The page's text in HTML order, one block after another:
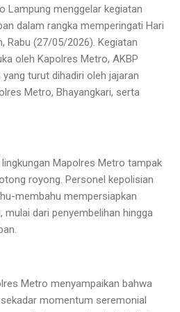
Lampung menggelar kegiatan
dalam rangka memperingati Hari
Rabu (27/05/2026). Kegiatan
oleh Kapolres Metro, AKBP
yang turut dihadiri oleh jajaran
Metro, Bhayangkari, serta
Mapolres Metro tampak
royong. Personel kepolisian
membahu mempersiapkan
mulai dari penyembelihan hingga
Metro menyampaikan bahwa
momentum seremonial